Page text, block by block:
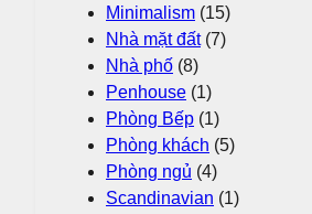
Minimalism (15)
Nhà mặt đất(7)
Nhà phố (8)
Penhouse (1)
Phòng Bếp (1)
Phòng khách (5)
Phòng ngủ (4)
Scandinavian (1)